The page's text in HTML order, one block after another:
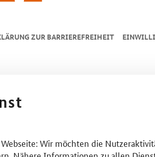
ZUR BARRIEREFREIHEIT
Wir möchten die